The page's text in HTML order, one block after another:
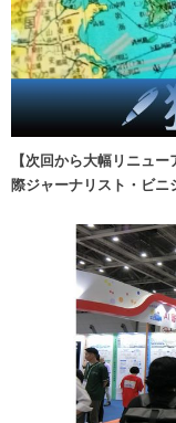
【次回から大幅リニュ
際ジャーナリスト・ビニ